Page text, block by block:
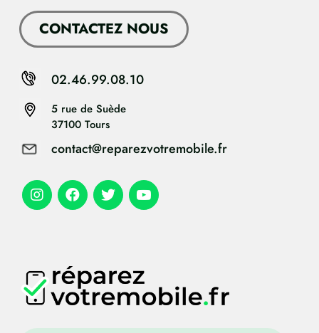
CONTACTEZ NOUS
5 rue de Suède
37100 Tours
contact@reparezvotremobile.fr
02.46.99.08.10